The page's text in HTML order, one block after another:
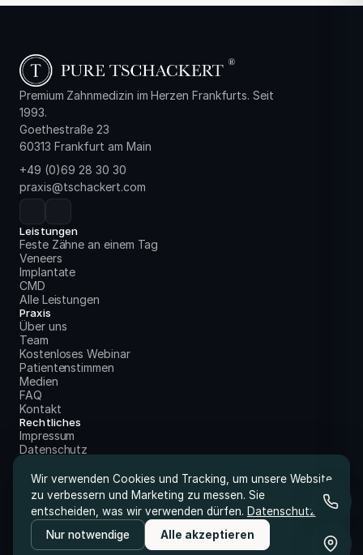
Premium Zahnmedizin im Herzen Frankfurts. Seit
1993.
Goethestraße 23
60313 Frankfurt am Main
+49 (0)69 28 30 30
praxis@tschackert.com
Leistungen
Feste Zähne an einem Tag
Veneers
Implantate
CMD
Alle Leistungen
Praxis
Über uns
Team
Kostenloses Webinar
Patientenstimmen
Medien
FAQ
Kontakt
Rechtliches
Impressum
Datenschutz
Wir verwenden Cookies und Tracking, um unsere Website
zu verbessern und Marketing zu messen. Sie
entscheiden, was wir verwenden dürfen. Datenschutz
Nur notwendige
Alle akzeptieren